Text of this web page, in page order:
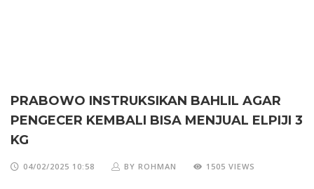
PRABOWO INSTRUKSIKAN BAHLIL AGAR
PENGECER KEMBALI BISA MENJUAL ELPIJI 3
KG
04/02/2025 10:58 BY ROHMAN 1505 VIEWS